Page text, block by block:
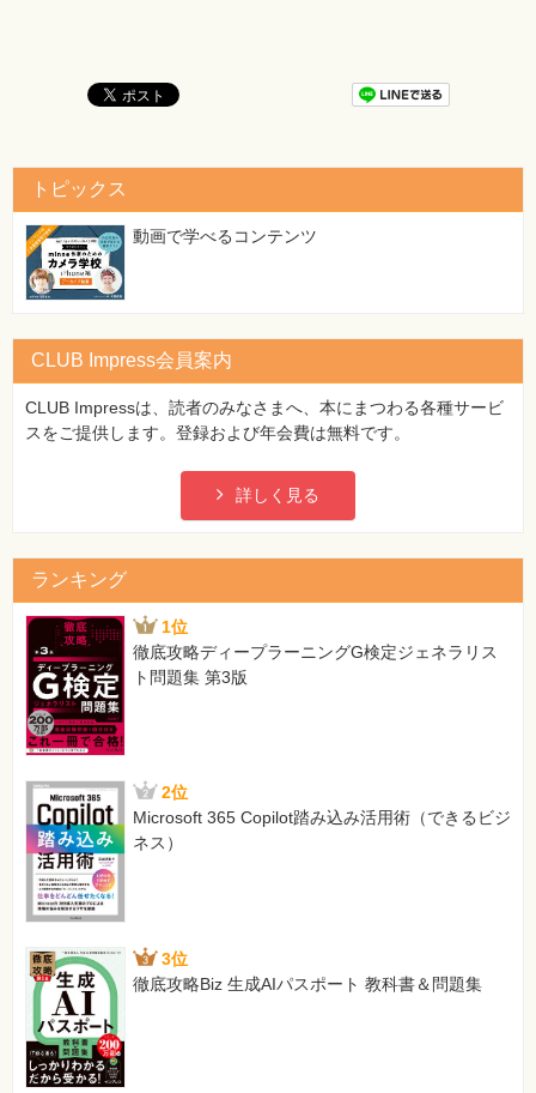
Q61 リンクテーブルが開かない
Q64 閉じるときに保存確認される場合とされない場合がある
のはなぜ？
Q65 ビューを切り替えるときに保存確認される場合がある
Q66 テーブルの名前を変更していいかどうか分からない
Q67 テーブルを削除していいか分からない
Q68 テーブルの削除時にリレーションシップの削除確認が表
Q69 レコードの左端に［＋]が表示されるテーブルがある
ステップアップ 用途を明確にするテーブルの命名法
テーブルの作成・編集で困った
Q71 テーブルの作成はどのビューで行えばいいの？
Q72 テーブルを作成したい
Q73 どのデータ型を選べばいいか分からない
の？
Q75 画像を保存するフィールドはどのデータ型にすればいい
の？
Q76 主キーって何？
Q77 複数のフィールドを組み合わせて主キーを設定したい
Q78 主キーは絶対に必要なの？
Q79 デザインビューを開いたら読み取り専用のメッセージが
表示された
Q80 デザインビューを開いたらデザインの変更ができないと
表示された
Q81 データを一覧から入力したい
Q82 キー列は表示した方がいいの？隠した方がいいの？
Q83 1つのフィールドに複数のデータを入力したい
Q84 一覧に表示するデータを直接指定したい
フィールドの設定で困った
Q86 フィールドサイズって何？
Q87 パソコンによって日付や時刻の表示が変わってしまう
Q88 先頭に「0」を補完して「0001」と表示したい
Q89 マイナスの数値を赤で表示したい
トピックス
動画で学べるコンテンツ
CLUB Impress会員案内
CLUB Impressは、読者のみなさまへ、本にまつわる各種サービ
スをご提供します。登録および年会費は無料です。
詳しく見る
ランキング
1位
徹底攻略ディープラーニングG検定ジェネラリス
ト問題集 第3版
2位
Microsoft 365 Copilot踏み込み活用術（できるビジ
ネス）
3位
徹底攻略Biz 生成AIパスポート 教科書＆問題集